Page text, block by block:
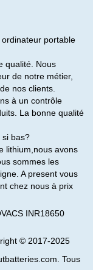
portable
qualité. Nous
de notre métier,
nos clients.
à un contrôle
La bonne qualité
si bas?
lithium,nous avons
sommes les
A present vous
chez nous à prix
INR18650
© 2017-2025
Tous